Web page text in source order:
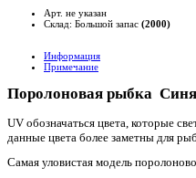
Арт. не указан
Склад: Большой запас (2000)
Информация
Примечание
Поролоновая рыбка
UV обозначаться цвета, которые
данные цвета более заметны для
Самая уловистая модель